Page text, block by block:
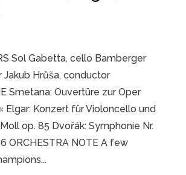
Sol Gabetta, cello Bamberger
Jakub Hrůša, conductor
Smetana: Ouvertüre zur Oper
Elgar: Konzert für Violoncello und
op. 85 Dvořák: Symphonie Nr.
ORCHESTRA NOTE A few